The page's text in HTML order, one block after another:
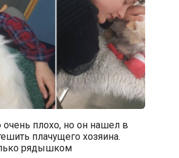
плохо, но он нашел в
плачущего хозяина.
рядышком